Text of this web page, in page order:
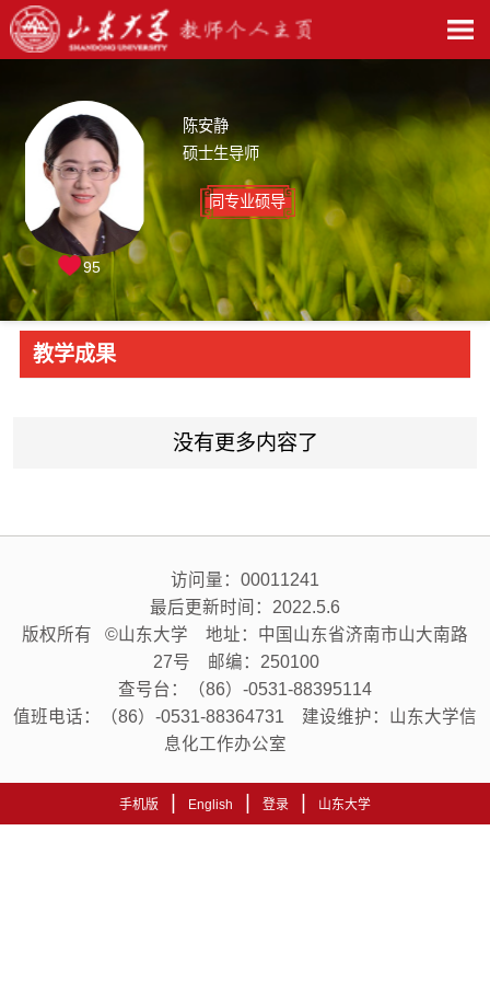
陈安静
硕士生导师
同专业硕导
95
教学成果
没有更多内容了
访问量： 00011241
最后更新时间： 2022.5.6
版权所有 ©山东大学 地址：中国山东省济南市山大南路
27号 邮编：250100
查号台：（86）-0531-88395114
值班电话：（86）-0531-88364731 建设维护：山东大学信
息化工作办公室
手机版 English 登录 山东大学